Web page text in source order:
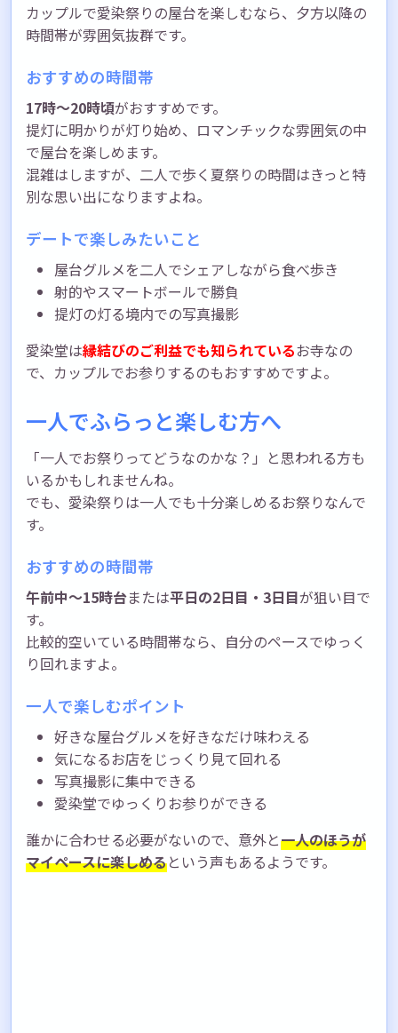
カップルで愛染祭りの屋台を楽しむなら、夕方以降の
時間帯が雰囲気抜群です。
おすすめの時間帯
17時〜20時頃がおすすめです。
提灯に明かりが灯り始め、ロマンチックな雰囲気の中
で屋台を楽しめます。
混雑はしますが、二人で歩く夏祭りの時間はきっと特
別な思い出になりますよね。
デートで楽しみたいこと
屋台グルメを二人でシェアしながら食べ歩き
射的やスマートボールで勝負
提灯の灯る境内での写真撮影
愛染堂は縁結びのご利益でも知られているお寺なの
で、カップルでお参りするのもおすすめですよ。
一人でふらっと楽しむ方へ
「一人でお祭りってどうなのかな？」と思われる方も
いるかもしれませんね。
でも、愛染祭りは一人でも十分楽しめるお祭りなんで
す。
おすすめの時間帯
午前中〜15時台または平日の2日目・3日目が狙い目で
す。
比較的空いている時間帯なら、自分のペースでゆっく
り回れますよ。
一人で楽しむポイント
好きな屋台グルメを好きなだけ味わえる
気になるお店をじっくり見て回れる
写真撮影に集中できる
愛染堂でゆっくりお参りができる
誰かに合わせる必要がないので、意外と一人のほうが
マイペースに楽しめるという声もあるようです。